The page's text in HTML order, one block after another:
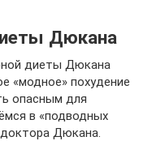
Дюкана
диеты Дюкана
«модное» похудение
опасным для
в «подводных
Дюкана.